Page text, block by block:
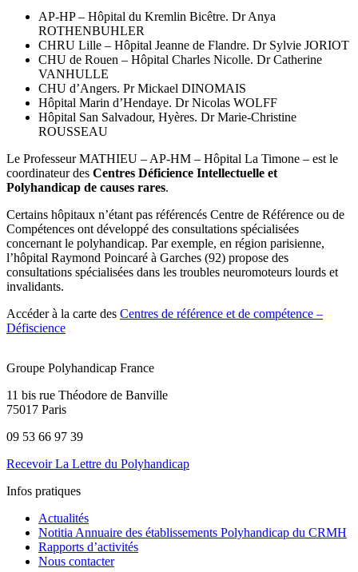
AP-HP – Hôpital du Kremlin Bicêtre. Dr Anya
ROTHENBUHLER
CHRU Lille – Hôpital Jeanne de Flandre. Dr Sylvie JORIOT
CHU de Rouen – Hôpital Charles Nicolle. Dr Catherine
VANHULLE
CHU d’Angers. Pr Mickael DINOMAIS
Hôpital Marin d’Hendaye. Dr Nicolas WOLFF
Hôpital San Salvadour, Hyères. Dr Marie-Christine
ROUSSEAU
Le Professeur MATHIEU – AP-HM – Hôpital La Timone – est le
coordinateur des Centres Déficience Intellectuelle et
Polyhandicap de causes rares.
Certains hôpitaux n’étant pas référencés Centre de Référence ou de
Compétences ont développé des consultations spécialisées
concernant le polyhandicap. Par exemple, en région parisienne,
l’hôpital Raymond Poincaré à Garches (92) propose des
consultations spécialisées dans les troubles neuromoteurs lourds et
invalidants.
Accéder à la carte des Centres de référence et de compétence –
Défiscience
Groupe Polyhandicap France
11 bis rue Théodore de Banville
75017 Paris
09 53 66 97 39
Recevoir La Lettre du Polyhandicap
Infos pratiques
Actualités
Notitia Annuaire des établissements Polyhandicap du CRMH
Rapports d’activités
Nous contacter